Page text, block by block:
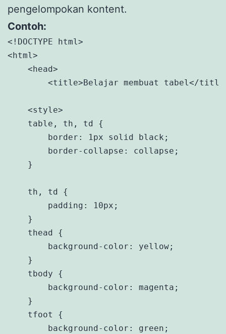
pengelompokan kontent.
Contoh:
<!DOCTYPE html>
<html>
    <head>
<title>Belajar membuat tabel</
    <style>
    table, th, td {
        border: 1px solid black;
        border-collapse: collapse;
    }
    th, td {
        padding: 10px;
    }
    thead {
        background-color: yellow;
    }
    tbody {
        background-color: magenta;
    }
    tfoot {
        background-color: green;